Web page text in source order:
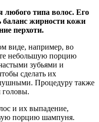
любого типа волос. Его
баланс жирности кожи
перхоти.
виде, например, во
небольшую порцию
зубьями и
сделать их
Процедуру также
головы.
и их выпадение,
порцию шампуня.